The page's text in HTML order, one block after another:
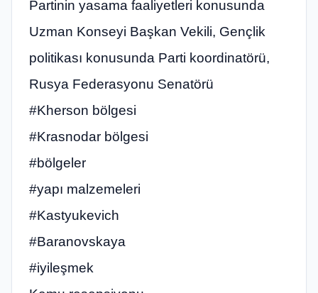
Partinin yasama faaliyetleri konusunda
Uzman Konseyi Başkan Vekili, Gençlik
politikası konusunda Parti koordinatörü,
Rusya Federasyonu Senatörü
#Kherson bölgesi
#Krasnodar bölgesi
#bölgeler
#yapı malzemeleri
#Kastyukevich
#Baranovskaya
#iyileşmek